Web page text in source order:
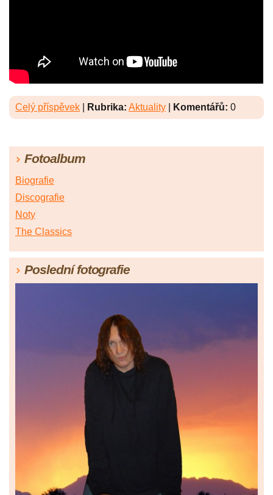
Celý příspěvek Rubrika: Aktuality Komentářů: 0
Fotoalbum
Biografie
Discografie
Noty
The Classics
Poslední fotografie